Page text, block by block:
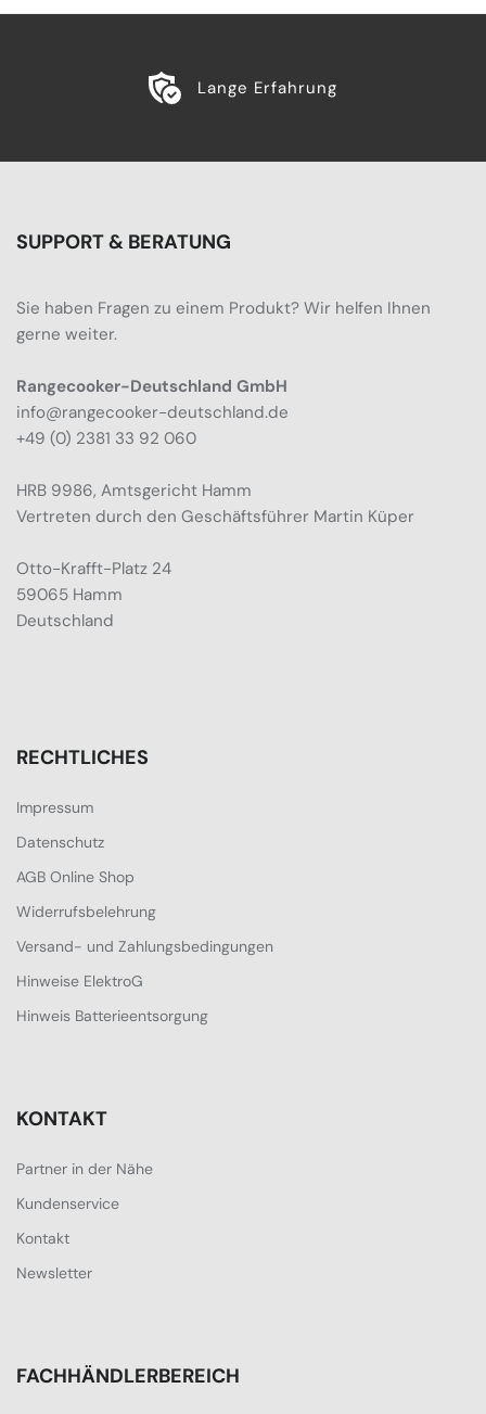
Lange Erfahrung
SUPPORT & BERATUNG
Sie haben Fragen zu einem Produkt? Wir helfen Ihnen
gerne weiter.
Rangecooker-Deutschland GmbH
info@rangecooker-deutschland.de
+49 (0) 2381 33 92 060
HRB 9986, Amtsgericht Hamm
Vertreten durch den Geschäftsführer Martin Küper
Otto-Krafft-Platz 24
59065 Hamm
Deutschland
RECHTLICHES
Impressum
Datenschutz
AGB Online Shop
Widerrufsbelehrung
Versand- und Zahlungsbedingungen
Hinweise ElektroG
Hinweis Batterieentsorgung
KONTAKT
Partner in der Nähe
Kundenservice
Kontakt
Newsletter
FACHHÄNDLERBEREICH